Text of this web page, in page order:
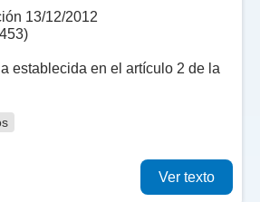
13/12/2012
establecida en el artículo 2 de la
Ver texto